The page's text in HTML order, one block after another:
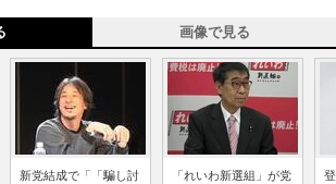
画像で見る
新党結成で「「騙し討
「れいわ新選組」が党